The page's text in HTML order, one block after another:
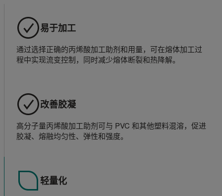
易于加工
通过选择正确的丙烯酸加工助剂和用量，可在熔体加工过
程中实现流变控制，同时减少熔体断裂和热降解。
改善胶凝
高分子量丙烯酸加工助剂可与 PVC 和其他塑料混溶，促进
胶凝、熔融均匀性、弹性和强度。
轻量化